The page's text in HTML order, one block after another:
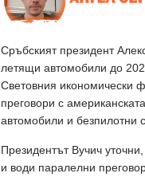
Сръбският президент
летящи автомобили до
Световния икономически
преговори с
автомобили и безпилотни
Президентът Вучич
и води паралелни